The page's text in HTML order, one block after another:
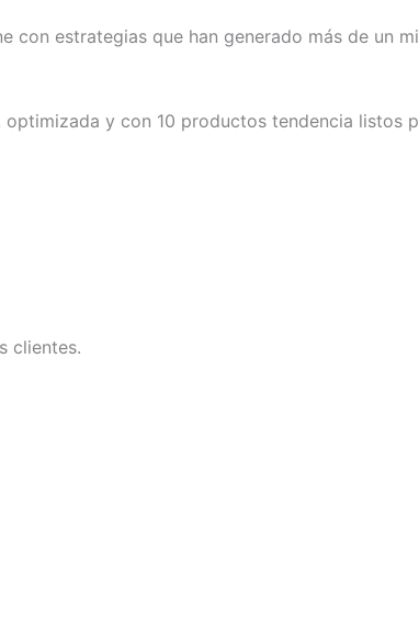
estrategias que han generado más de un
y con 10 productos tendencia listos
clientes.